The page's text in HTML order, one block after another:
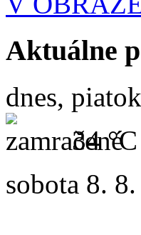
Aktuálne
dnes,
34 °C
sobota 8. 8.